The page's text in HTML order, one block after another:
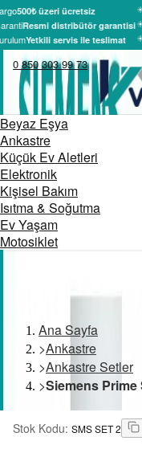
500₺ üzeri ücretsiz
Resmi distribütör garantisi
Yetkili servis ile teslimat
0 850 303 99 73
Beyaz Eşya
Ankastre
Küçük Ev Aletleri
Elektronik
Kişisel Bakım
Isıtma & Soğutma
Ev Yaşam
Motosiklet
Ana Sayfa
>Ankastre
>Ankastre Setler
>Siemens Prime
Stok Kodu: SMS SET 2